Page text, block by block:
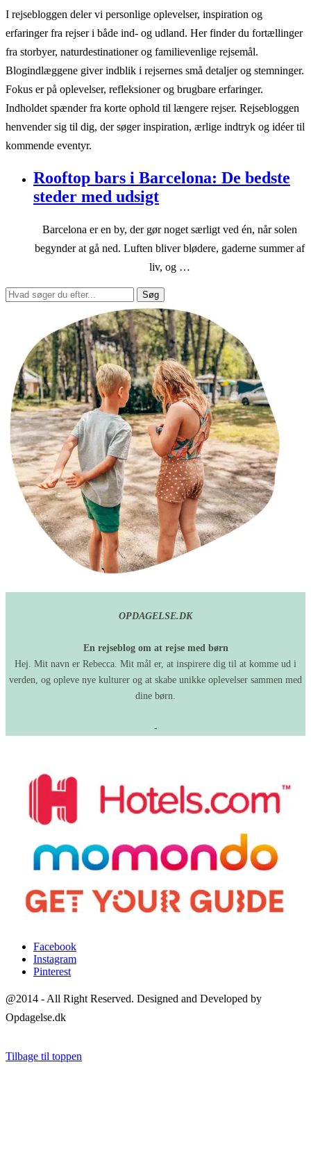
I rejsebloggen deler vi personlige oplevelser, inspiration og
erfaringer fra rejser i både ind- og udland. Her finder du fortællinger
fra storbyer, naturdestinationer og familievenlige rejsemål.
Blogindlæggene giver indblik i rejsernes små detaljer og stemninger.
Fokus er på oplevelser, refleksioner og brugbare erfaringer.
Indholdet spænder fra korte ophold til længere rejser. Rejsebloggen
henvender sig til dig, der søger inspiration, ærlige indtryk og idéer til
kommende eventyr.
Rooftop bars i Barcelona: De bedste
steder med udsigt
Barcelona er en by, der gør noget særligt ved én, når solen
begynder at gå ned. Luften bliver blødere, gaderne summer af
liv, og …
OPDAGELSE.DK
En rejseblog om at rejse med børn
Hej. Mit navn er Rebecca. Mit mål er, at inspirere dig til at komme ud i
verden, og opleve nye kulturer og at skabe unikke oplevelser sammen med
dine børn.
-
Facebook
Instagram
Pinterest
@2014 - All Right Reserved. Designed and Developed by
Opdagelse.dk
Tilbage til toppen